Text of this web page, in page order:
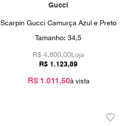
Gucci
Scarpin Gucci Camurça Azul e Preto
Tamanho: 34,5
R$ 4.800,00Loja
R$ 1 .123,89
R$ 1.011,50